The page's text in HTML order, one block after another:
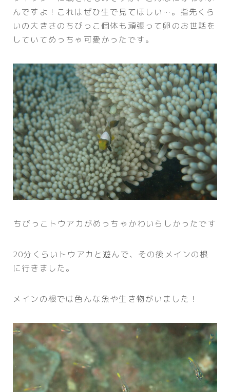
んですよ！これはぜひ生で見てほしい…。指先くら
いの大きさのちびっこ個体も頑張って卵のお世話を
していてめっちゃ可愛かったです。
ちびっこトウアカがめっちゃかわいらしかったです
20分くらいトウアカと遊んで、その後メインの根
に行きました。
メインの根では色んな魚や生き物がいました！